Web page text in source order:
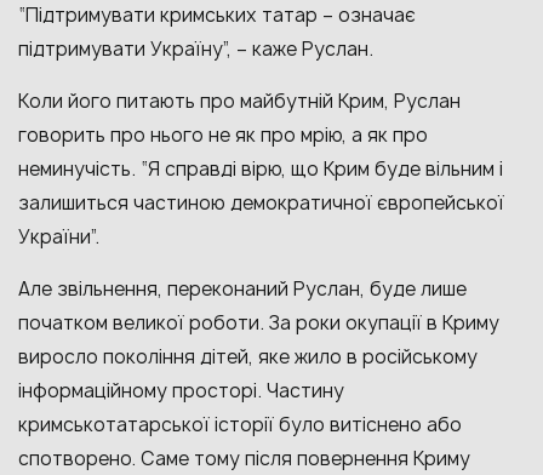
“Підтримувати кримських татар – означає
підтримувати Україну”, – каже Руслан.
Коли його питають про майбутній Крим, Руслан
говорить про нього не як про мрію, а як про
неминучість. “Я справді вірю, що Крим буде вільним і
залишиться частиною демократичної європейської
України”.
Але звільнення, переконаний Руслан, буде лише
початком великої роботи. За роки окупації в Криму
виросло покоління дітей, яке жило в російському
інформаційному просторі. Частину
кримськотатарської історії було витіснено або
спотворено. Саме тому після повернення Криму